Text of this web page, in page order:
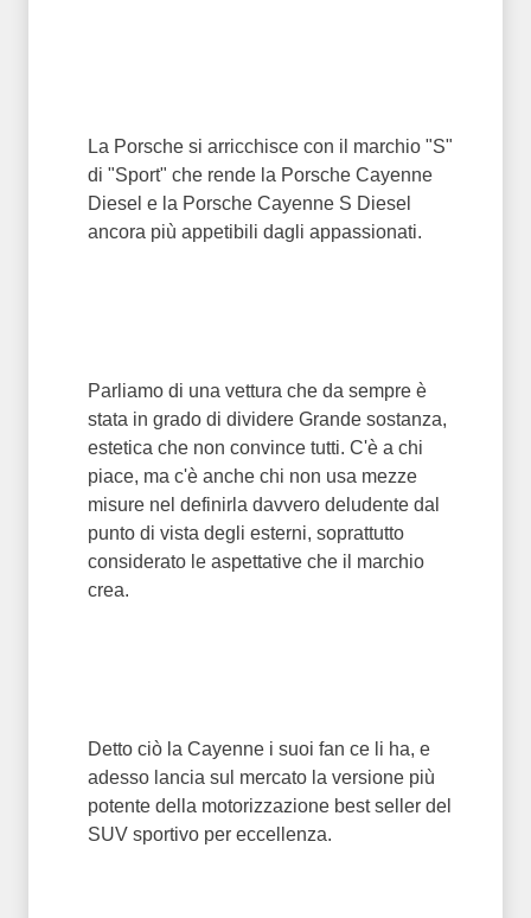
La Porsche si arricchisce con il marchio "S"
di "Sport" che rende la Porsche Cayenne
Diesel e la Porsche Cayenne S Diesel
ancora più appetibili dagli appassionati.
Parliamo di una vettura che da sempre è
stata in grado di dividere Grande sostanza,
estetica che non convince tutti. C'è a chi
piace, ma c'è anche chi non usa mezze
misure nel definirla davvero deludente dal
punto di vista degli esterni, soprattutto
considerato le aspettative che il marchio
crea.
Detto ciò la Cayenne i suoi fan ce li ha, e
adesso lancia sul mercato la versione più
potente della motorizzazione best seller del
SUV sportivo per eccellenza.